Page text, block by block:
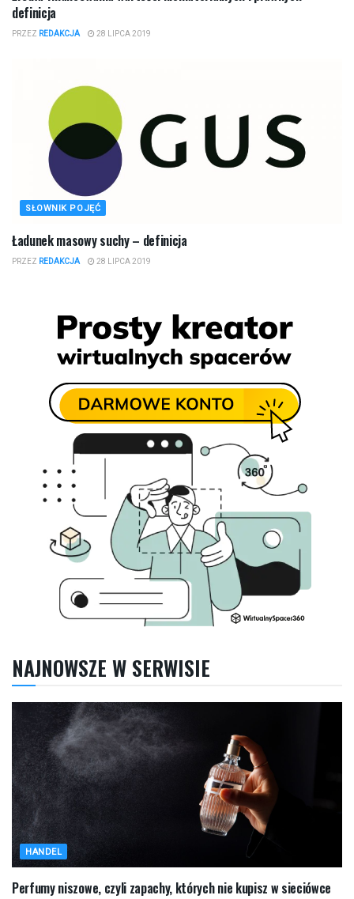
definicja
PRZEZ REDAKCJA 28 LIPCA 2019
SŁOWNIK POJĘĆ
Ładunek masowy suchy – definicja
PRZEZ REDAKCJA 28 LIPCA 2019
NAJNOWSZE W SERWISIE
HANDEL
Perfumy niszowe, czyli zapachy, których nie kupisz w sieciówce